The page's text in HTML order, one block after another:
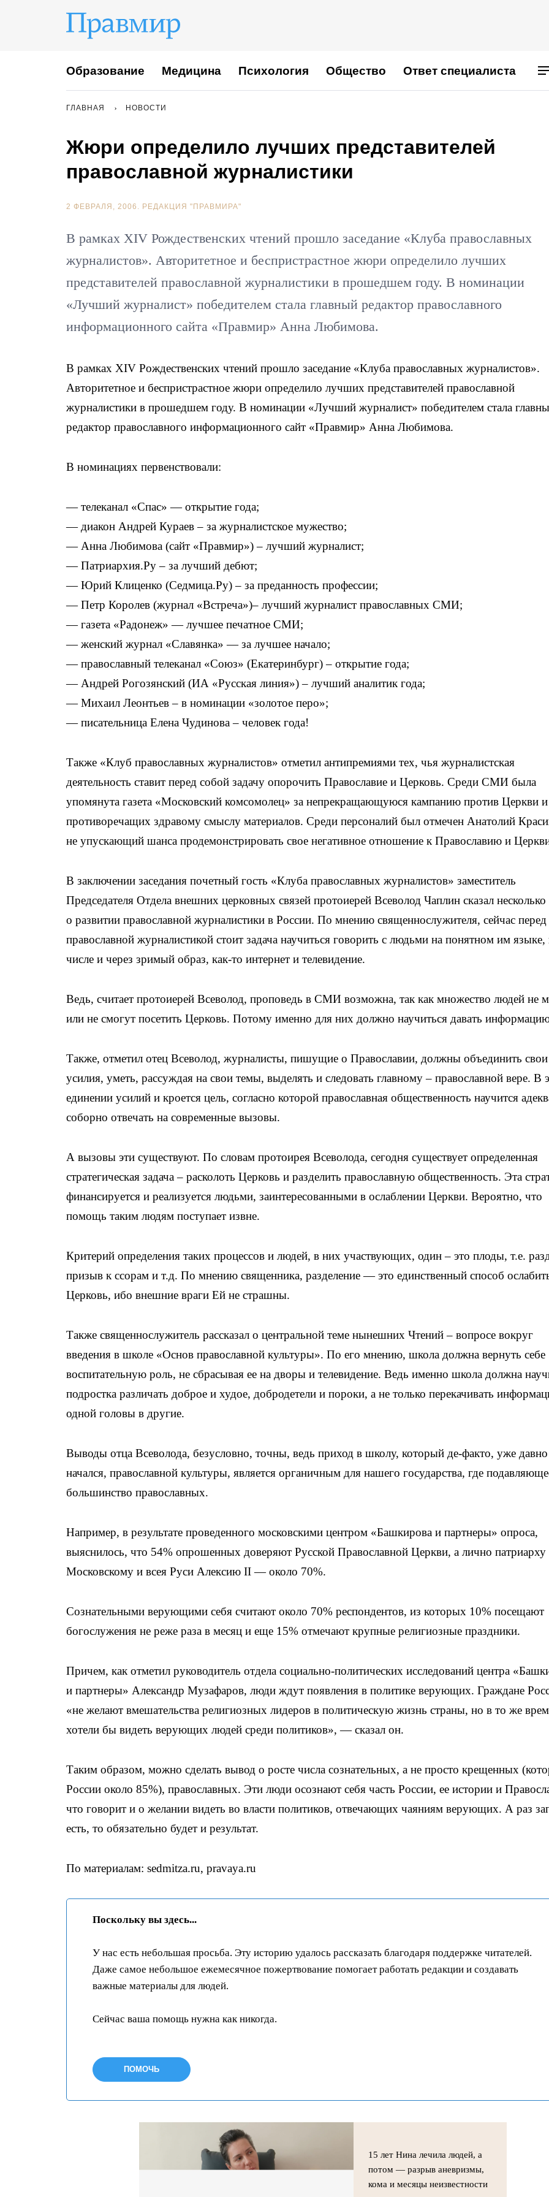
Образование Медицина Психология Общество Ответ специалиста
ГЛАВНАЯ НОВОСТИ
Жюри определило лучших представителей
православной журналистики
2 ФЕВРАЛЯ, 2006. РЕДАКЦИЯ "ПРАВМИРА"
В рамках XIV Рождественских чтений прошло заседание «Клуба православных
журналистов». Авторитетное и беспристрастное жюри определило лучших
представителей православной журналистики в прошедшем году. В номинации
«Лучший журналист» победителем стала главный редактор православного
информационного сайта «Правмир» Анна Любимова.
В рамках XIV Рождественских чтений прошло заседание «Клуба православных журналистов».
Авторитетное и беспристрастное жюри определило лучших представителей православной
журналистики в прошедшем году. В номинации «Лучший журналист» победителем стала
редактор православного информационного сайт «Правмир» Анна Любимова.
В номинациях первенствовали:
— телеканал «Спас» — открытие года;
— диакон Андрей Кураев – за журналистское мужество;
— Анна Любимова (сайт «Правмир») – лучший журналист;
— Патриархия.Ру – за лучший дебют;
— Юрий Клиценко (Седмица.Ру) – за преданность профессии;
— Петр Королев (журнал «Встреча»)– лучший журналист православных СМИ;
— газета «Радонеж» — лучшее печатное СМИ;
— женский журнал «Славянка» — за лучшее начало;
— православный телеканал «Союз» (Екатеринбург) – открытие года;
— Андрей Рогозянский (ИА «Русская линия») – лучший аналитик года;
— Михаил Леонтьев – в номинации «золотое перо»;
— писательница Елена Чудинова – человек года!
Также «Клуб православных журналистов» отметил антипремиями тех, чья журналистская
деятельность ставит перед собой задачу опорочить Православие и Церковь. Среди СМИ была
упомянута газета «Московский комсомолец» за непрекращающуюся кампанию против Церкви
противоречащих здравому смыслу материалов. Среди персоналий был отмечен Анатолий
не упускающий шанса продемонстрировать свое негативное отношение к Православию и
В заключении заседания почетный гость «Клуба православных журналистов» заместитель
Председателя Отдела внешних церковных связей протоиерей Всеволод Чаплин сказал несколько
о развитии православной журналистики в России. По мнению священнослужителя, сейчас перед
православной журналистикой стоит задача научиться говорить с людьми на понятном им
числе и через зримый образ, как-то интернет и телевидение.
Ведь, считает протоиерей Всеволод, проповедь в СМИ возможна, так как множество людей не
или не смогут посетить Церковь. Потому именно для них должно научиться давать
Также, отметил отец Всеволод, журналисты, пишущие о Православии, должны объединить свои
усилия, уметь, рассуждая на свои темы, выделять и следовать главному – православной вере. В
единении усилий и кроется цель, согласно которой православная общественность научится
соборно отвечать на современные вызовы.
А вызовы эти существуют. По словам протоирея Всеволода, сегодня существует определенная
стратегическая задача – расколоть Церковь и разделить православную общественность. Эта
финансируется и реализуется людьми, заинтересованными в ослаблении Церкви. Вероятно, что
помощь таким людям поступает извне.
Критерий определения таких процессов и людей, в них участвующих, один – это плоды, т.е.
призыв к ссорам и т.д. По мнению священника, разделение — это единственный способ
Церковь, ибо внешние враги Ей не страшны.
Также священнослужитель рассказал о центральной теме нынешних Чтений – вопросе вокруг
введения в школе «Основ православной культуры». По его мнению, школа должна вернуть себе
воспитательную роль, не сбрасывая ее на дворы и телевидение. Ведь именно школа должна
подростка различать доброе и худое, добродетели и пороки, а не только перекачивать
одной головы в другие.
Выводы отца Всеволода, безусловно, точны, ведь приход в школу, который де-факто, уже давно
начался, православной культуры, является органичным для нашего государства, где
большинство православных.
Например, в результате проведенного московскими центром «Башкирова и партнеры» опроса,
выяснилось, что 54% опрошенных доверяют Русской Православной Церкви, а лично патриарху
Московскому и всея Руси Алексию II — около 70%.
Сознательными верующими себя считают около 70% респондентов, из которых 10% посещают
богослужения не реже раза в месяц и еще 15% отмечают крупные религиозные праздники.
Причем, как отметил руководитель отдела социально-политических исследований центра
и партнеры» Александр Музафаров, люди ждут появления в политике верующих. Граждане
«не желают вмешательства религиозных лидеров в политическую жизнь страны, но в то же
хотели бы видеть верующих людей среди политиков», — сказал он.
Таким образом, можно сделать вывод о росте числа сознательных, а не просто крещенных
России около 85%), православных. Эти люди осознают себя часть России, ее истории и
что говорит и о желании видеть во власти политиков, отвечающих чаяниям верующих. А раз
есть, то обязательно будет и результат.
По материалам: sedmitza.ru, pravaya.ru
Поскольку вы здесь...
У нас есть небольшая просьба. Эту историю удалось рассказать благодаря поддержке читателей.
Даже самое небольшое ежемесячное пожертвование помогает работать редакции и создавать
важные материалы для людей.
Сейчас ваша помощь нужна как никогда.
ПОМОЧЬ
15 лет Нина лечила людей, а
потом — разрыв аневризмы,
кома и месяцы неизвестности